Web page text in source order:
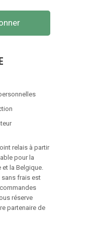
relais à partir
pour la
la Belgique.
sans frais est
réserve
partenaire de